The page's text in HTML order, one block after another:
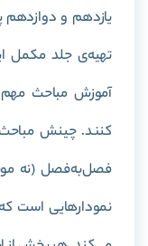
یازدهم و دوازدهم
تهیه‌ی جلد مکمل
آموزش مباحث
کنند. چینش
فصل‌به‌فصل (نه
نمودارهایی است